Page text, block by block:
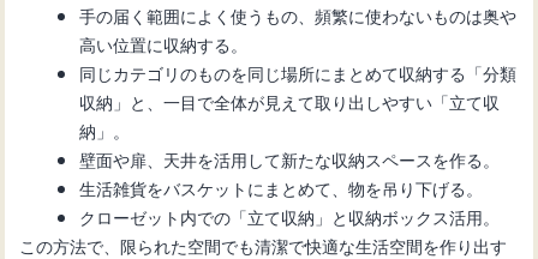
手の届く範囲によく使うもの、頻繁に使わないものは奥や
高い位置に収納する。
同じカテゴリのものを同じ場所にまとめて収納する「分類
収納」と、一目で全体が見えて取り出しやすい「立て収
納」。
壁面や扉、天井を活用して新たな収納スペースを作る。
生活雑貨をバスケットにまとめて、物を吊り下げる。
クローゼット内での「立て収納」と収納ボックス活用。
この方法で、限られた空間でも清潔で快適な生活空間を作り出す